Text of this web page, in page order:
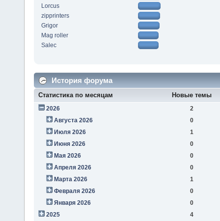
Lorcus
zipprinters
Grigor
Mag roller
Salec
История форума
Статистика по месяцам Новые темы
2026
2
Августа 2026
0
Июля 2026
1
Июня 2026
0
Мая 2026
0
Апреля 2026
0
Марта 2026
1
Февраля 2026
0
Января 2026
0
2025
4